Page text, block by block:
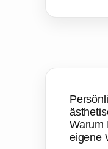
Warum
eigene